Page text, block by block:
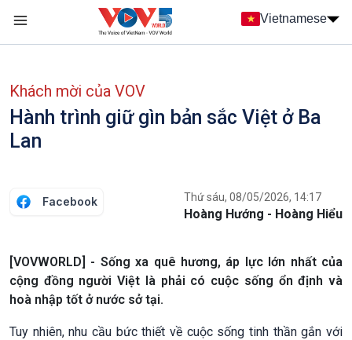
Nhảy đến nội dung
Vietnamese
Khách mời của VOV
Hành trình giữ gìn bản sắc Việt ở Ba
Lan
Facebook Thứ sáu, 08/05/2026, 14:17
Hoàng Hướng - Hoàng Hiểu
[VOVWORLD] - Sống xa quê hương, áp lực lớn nhất của
cộng đồng người Việt là phải có cuộc sống ổn định và
hoà nhập tốt ở nước sở tại.
Tuy nhiên, nhu cầu bức thiết về cuộc sống tinh thần gắn với